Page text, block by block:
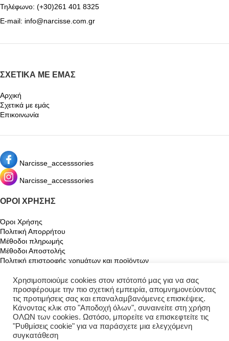
Τηλέφωνο: (+30)261 401 8325
E-mail: info@narcisse.com.gr
ΣΧΕΤΙΚΆ ΜΕ ΕΜΆΣ
Αρχική
Σχετικά με εμάς
Επικοινωνία
Narcisse_accesssories
Narcisse_accesssories
ΌΡΟΙ ΧΡΉΣΗΣ
Όροι Χρήσης
Πολιτική Απορρήτου
Μέθοδοι πληρωμής
Μέθοδοι Αποστολής
Πολιτική επιστροφής χρημάτων και προϊόντων
Ο ΛΟΓΑΡΙΑΣΜΌΣ ΜΟΥ
Ο λογαριασμός μου
Καλάθι
Αγαπημένα
Παρακολούθηση Παραγγελίας
Χρησιμοποιούμε cookies στον ιστότοπό μας για να σας
προσφέρουμε την πιο σχετική εμπειρία, απομνημονεύοντας
τις προτιμήσεις σας και επαναλαμβανόμενες επισκέψεις.
Κάνοντας κλικ στο "Αποδοχή όλων", συναινείτε στη χρήση
ΟΛΩΝ των cookies. Ωστόσο, μπορείτε να επισκεφτείτε τις
"Ρυθμίσεις cookie" για να παράσχετε μια ελεγχόμενη
συγκατάθεση